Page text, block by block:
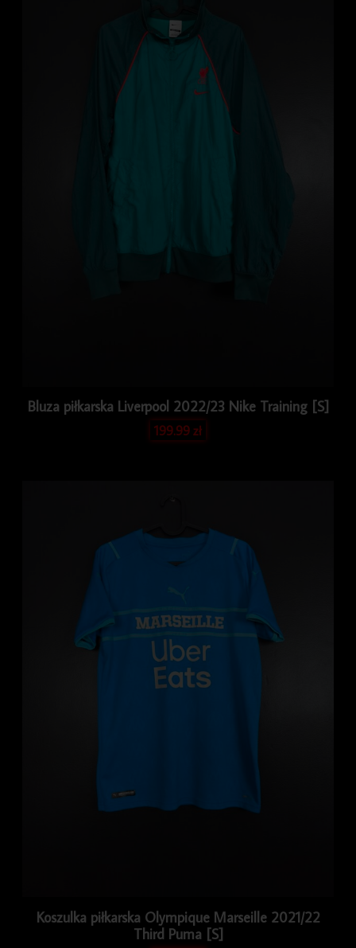
Bluza piłkarska Liverpool 2022/23 Nike Training [S]
199.99zł
Koszulka piłkarska Olympique Marseille 2021/22
Third Puma [S]